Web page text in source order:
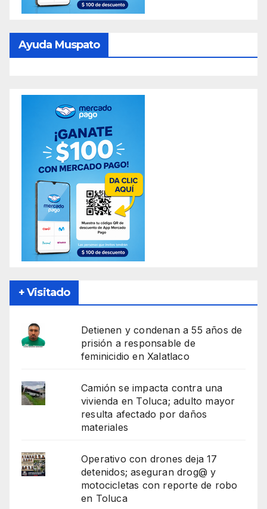
Ayuda Muspato
+ Visitado
Detienen y condenan a 55 años de
prisión a responsable de
feminicidio en Xalatlaco
Camión se impacta contra una
vivienda en Toluca; adulto mayor
resulta afectado por daños
materiales
Operativo con drones deja 17
detenidos; aseguran drog@ y
motocicletas con reporte de robo
en Toluca